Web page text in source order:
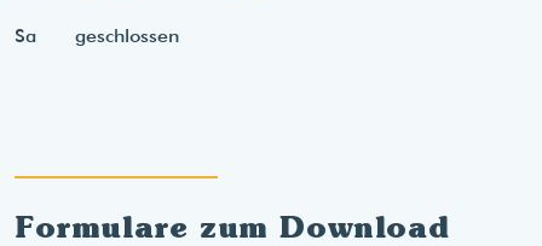
Sa geschlossen
Formulare zum Download